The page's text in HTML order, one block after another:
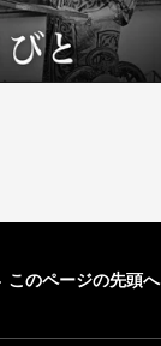
このページの先頭へ